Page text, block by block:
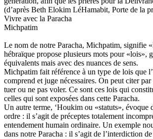
(d’après Beth Elokim LéHamabit, Porte de la
Vivre avec la Paracha
Michpatim
Le nom de notre Paracha, Michpatim, signifie
hébraïque propose plusieurs mots pour «lois»,
équivalents mais avec des nuances de sens.
Michpatim fait référence à un type de lois que
comprend et juge nécessaires. On peut citer
tuer ou ne pas voler. Ce sont ces lois qui
celles qui sont exposées dans cette Paracha.
Un autre terme, ‘Houkim ou «statuts», évoque
ordre : il s’agit de préceptes totalement
entendement humain ordinaire. Un exemple
dans notre Paracha : il s’agit de l’interdiction